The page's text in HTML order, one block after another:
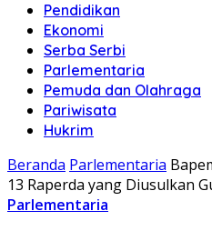
Pendidikan
Ekonomi
Serba Serbi
Parlementaria
Pemuda dan Olahraga
Pariwisata
Hukrim
Beranda Parlementaria
13 Raperda yang Diusulkan
Parlementaria